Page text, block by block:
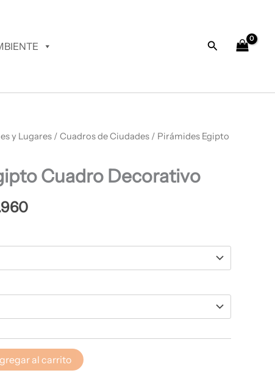
Buscar
y Lugares / Cuadros de Ciudades / Pirámides Egipto
Cuadro Decorativo
Rango
precios:
desde
hasta
$ 68.960
al carrito